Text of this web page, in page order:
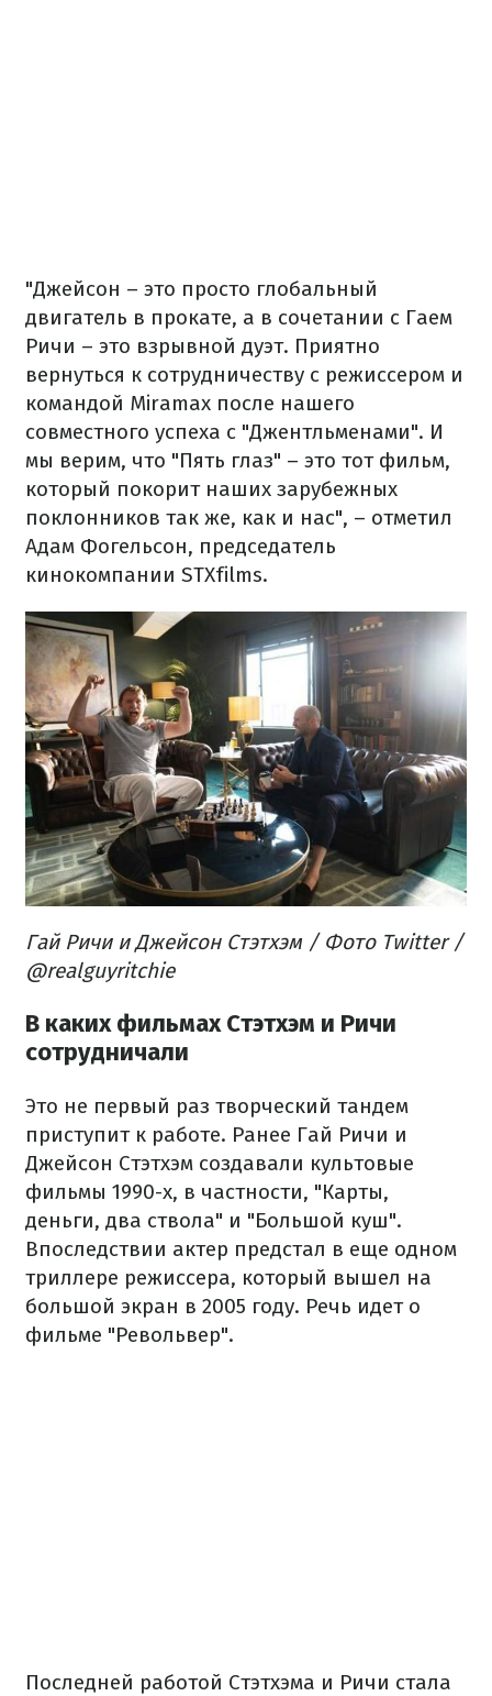
"Джейсон – это просто глобальный
двигатель в прокате, а в сочетании с Гаем
Ричи – это взрывной дуэт. Приятно
вернуться к сотрудничеству с режиссером и
командой Miramax после нашего
совместного успеха с "Джентльменами". И
мы верим, что "Пять глаз" – это тот фильм,
который покорит наших зарубежных
поклонников так же, как и нас", – отметил
Адам Фогельсон, председатель
кинокомпании STXfilms.
Гай Ричи и Джейсон Стэтхэм / Фото Twitter /
@realguyritchie
В каких фильмах Стэтхэм и Ричи
сотрудничали
Это не первый раз творческий тандем
приступит к работе. Ранее Гай Ричи и
Джейсон Стэтхэм создавали культовые
фильмы 1990-х, в частности, "Карты,
деньги, два ствола" и "Большой куш".
Впоследствии актер предстал в еще одном
триллере режиссера, который вышел на
большой экран в 2005 году. Речь идет о
фильме "Револьвер".
Последней работой Стэтхэма и Ричи стала